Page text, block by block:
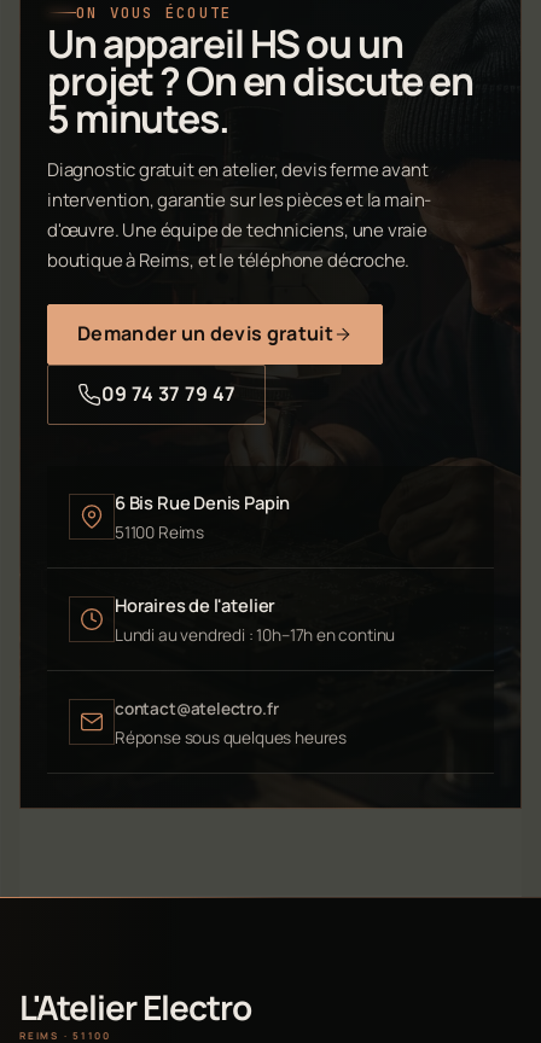
ON VOUS ÉCOUTE
Un appareil HS ou un
projet ? On en discute en
5 minutes.
Diagnostic gratuit en atelier, devis ferme avant
intervention, garantie sur les pièces et la main-
d'œuvre. Une équipe de techniciens, une vraie
boutique à Reims, et le téléphone décroche.
Demander un devis gratuit
09 74 37 79 47
6 Bis Rue Denis Papin
51100 Reims
Horaires de l'atelier
Lundi au vendredi : 10h–17h en continu
contact@atelectro.fr
Réponse sous quelques heures
L'Atelier Electro
REIMS · 51100